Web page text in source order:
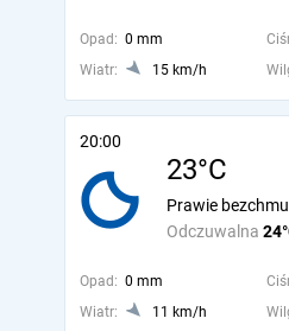
Opad: 0 mm
Wiatr:
15 km/h
20:00
23°C
Odczuwalna
Prawie
Opad: 0 mm
Wiatr:
11 km/h